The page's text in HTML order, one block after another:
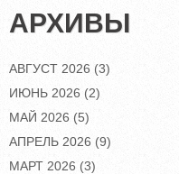
АРХИВЫ
АВГУСТ 2026 (3)
ИЮНЬ 2026 (2)
МАЙ 2026 (5)
АПРЕЛЬ 2026 (9)
МАРТ 2026 (3)